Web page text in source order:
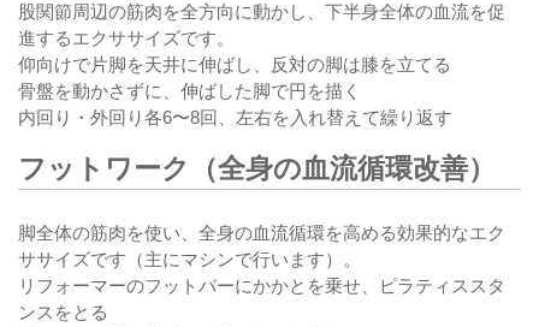
股関節周辺の筋肉を全方向に動かし、下半身全体の血流を促
進するエクササイズです。
仰向けで片脚を天井に伸ばし、反対の脚は膝を立てる
骨盤を動かさずに、伸ばした脚で円を描く
内回り・外回り各6〜8回、左右を入れ替えて繰り返す
フットワーク（全身の血流循環改善）
脚全体の筋肉を使い、全身の血流循環を高める効果的なエク
ササイズです（主にマシンで行います）。
リフォーマーのフットバーにかかとを乗せ、ピラティススタ
ンスをとる